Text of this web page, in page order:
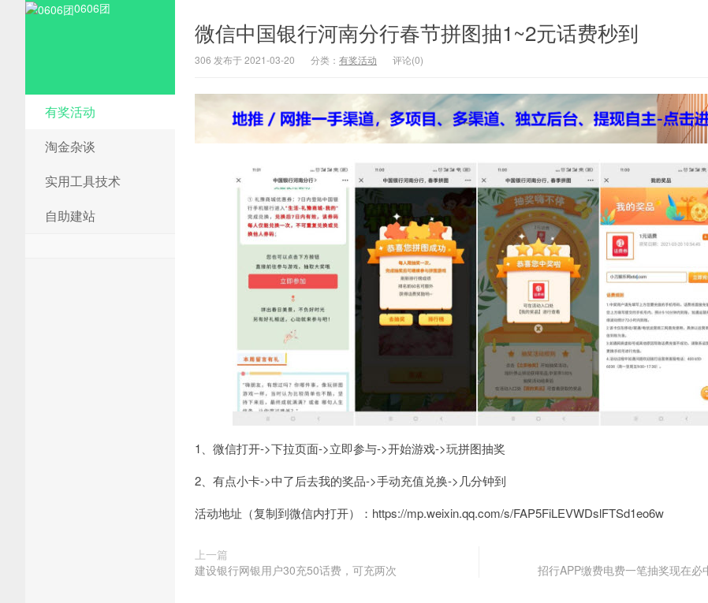
0606团
有奖活动
淘金杂谈
实用工具技术
自助建站
微信中国银行河南分行春节拼图抽1~2元话费秒到
306 发布于 2021-03-20 分类： 有奖活动 评论(0)
1、微信打开->下拉页面->立即参与->开始游戏->玩拼图抽奖
2、有点小卡->中了后去我的奖品->手动充值兑换->几分钟到
活动地址（复制到微信内打开）：https://mp.weixin.qq.com/s/FAP5FiLEVWDslFTSd1eo6w
上一篇
建设银行网银用户30充50话费，可充两次
招行APP缴费电费一笔抽奖现在必